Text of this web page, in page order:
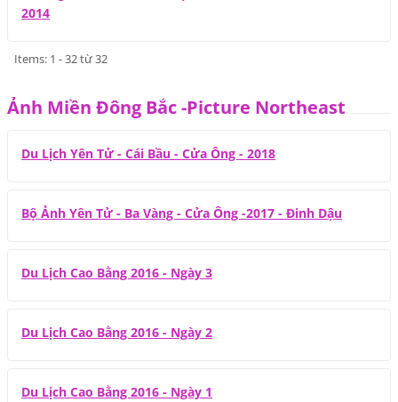
2014
Items: 1 - 32 từ 32
Ảnh Miền Đông Bắc -Picture Northeast
Du Lịch Yên Tử - Cái Bầu - Cửa Ông - 2018
Bộ Ảnh Yên Tử - Ba Vàng - Cửa Ông -2017 - Đinh Dậu
Du Lịch Cao Bằng 2016 - Ngày 3
Du Lịch Cao Bằng 2016 - Ngày 2
Du Lịch Cao Bằng 2016 - Ngày 1